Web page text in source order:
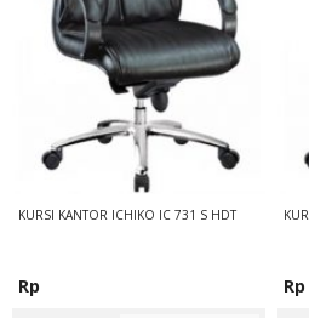
KURSI KANTOR ICHIKO IC 731 S HDT
Rp Rp